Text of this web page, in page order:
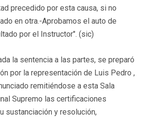
precedido por esta causa, si no
en otra.-Aprobamos el auto de
por el Instructor". (sic)
la sentencia a las partes, se preparó
por la representación de Luis Pedro ,
remitiéndose a esta Sala
Supremo las certificaciones
sustanciación y resolución,